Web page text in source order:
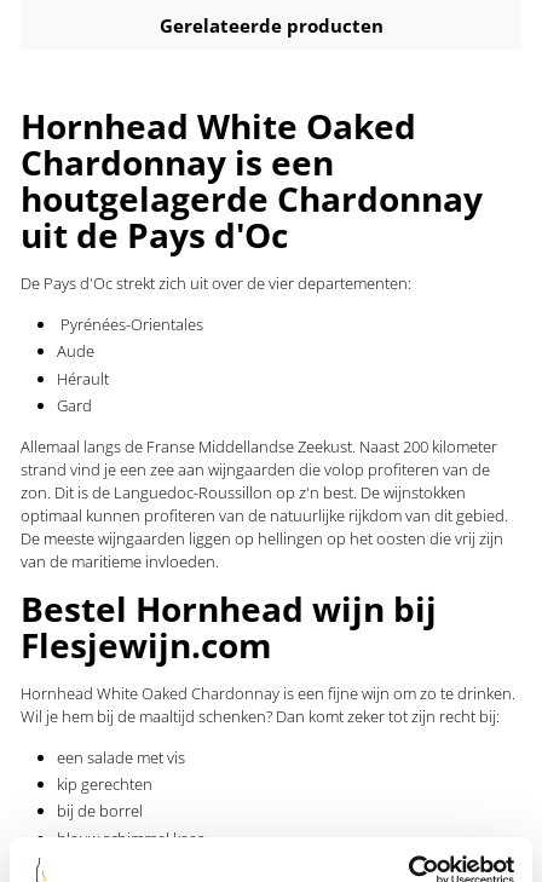
Gerelateerde producten
Hornhead White Oaked
Chardonnay is een
houtgelagerde Chardonnay
uit de Pays d'Oc
De Pays d'Oc strekt zich uit over de vier departementen:
Pyrénées-Orientales
Aude
Hérault
Gard
Allemaal langs de Franse Middellandse Zeekust. Naast 200 kilometer
strand vind je een zee aan wijngaarden die volop profiteren van de
zon. Dit is de Languedoc-Roussillon op z'n best. De wijnstokken
optimaal kunnen profiteren van de natuurlijke rijkdom van dit gebied.
De meeste wijngaarden liggen op hellingen op het oosten die vrij zijn
van de maritieme invloeden.
Bestel Hornhead wijn bij
Flesjewijn.com
Hornhead White Oaked Chardonnay is een fijne wijn om zo te drinken.
Wil je hem bij de maaltijd schenken? Dan komt zeker tot zijn recht bij:
een salade met vis
kip gerechten
bij de borrel
blauw schimmel kaas